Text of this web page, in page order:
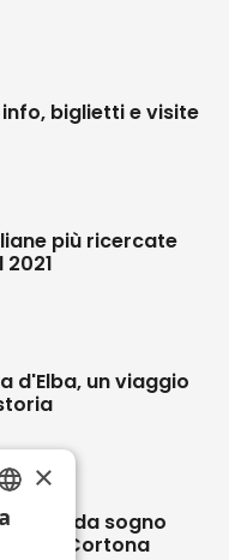
info, biglietti e visite
più ricercate
d'Elba, un viaggio
da sogno
di Cortona
ENGLISH
×